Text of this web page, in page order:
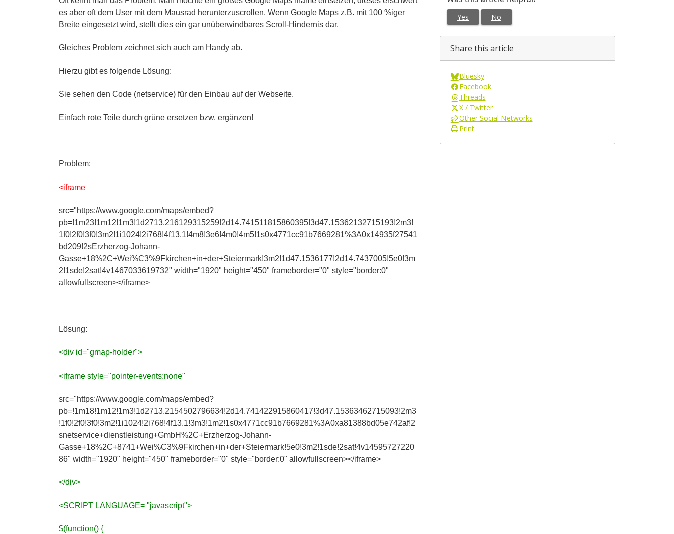
es aber oft dem User mit dem Mausrad herunterzuscrollen. Wenn Google Maps z.B. mit 100 %iger
Breite eingesetzt wird, stellt dies ein gar unüberwindbares Scroll-Hindernis dar.
Gleiches Problem zeichnet sich auch am Handy ab.
Hierzu gibt es folgende Lösung:
Sie sehen den Code (netservice) für den Einbau auf der Webseite.
Einfach rote Teile durch grüne ersetzen bzw. ergänzen!
Problem:
<iframe
src="https://www.google.com/maps/embed?
pb=!1m23!1m12!1m3!1d2713.216129315259!2d14.741511815860395!3d47.15362132715193!2m3!
1f0!2f0!3f0!3m2!1i1024!2i768!4f13.1!4m8!3e6!4m0!4m5!1s0x4771cc91b7669281%3A0x14935f27541
bd209!2sErzherzog-Johann-
Gasse+18%2C+Wei%C3%9Fkirchen+in+der+Steiermark!3m2!1d47.1536177!2d14.7437005!5e0!3m
2!1sde!2sat!4v1467033619732" width="1920" height="450" frameborder="0" style="border:0"
allowfullscreen></iframe>
Lösung:
<div id="gmap-holder">
<iframe style="pointer-events:none"
src="https://www.google.com/maps/embed?
pb=!1m18!1m12!1m3!1d2713.2154502796634!2d14.741422915860417!3d47.15363462715093!2m3
!1f0!2f0!3f0!3m2!1i1024!2i768!4f13.1!3m3!1m2!1s0x4771cc91b7669281%3A0xa81388bd05e742af!2
snetservice+dienstleistung+GmbH%2C+Erzherzog-Johann-
Gasse+18%2C+8741+Wei%C3%9Fkirchen+in+der+Steiermark!5e0!3m2!1sde!2sat!4v14595727220
86" width="1920" height="450" frameborder="0" style="border:0" allowfullscreen></iframe>
</div>
<SCRIPT LANGUAGE= "javascript">
$(function() {
Yes
No
Share this article
Bluesky
Facebook
Threads
X / Twitter
Other Social Networks
Print